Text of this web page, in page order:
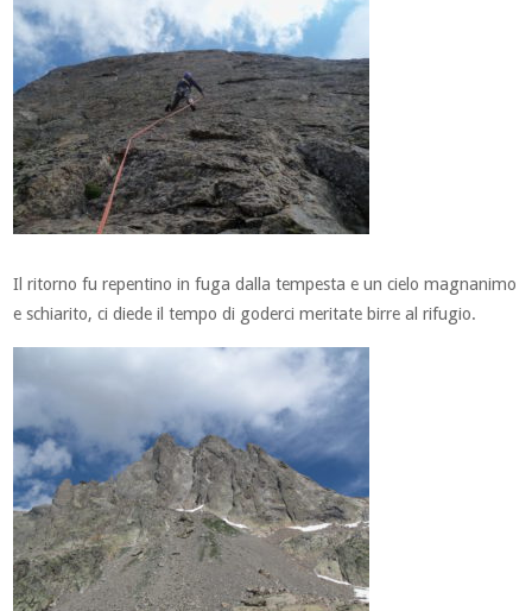
Il ritorno fu repentino in fuga dalla tempesta e un cielo magnanimo
e schiarito, ci diede il tempo di goderci meritate birre al rifugio.